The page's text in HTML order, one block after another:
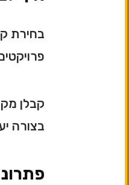
בחירת
קבלן
בצורה